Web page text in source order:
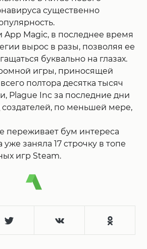
существенно
Magic, в последнее время
вырос в разы, позволяя ее
буквально на глазах.
игры, приносящей
полтора десятка тысяч
Plague Inc за последние дни
создателей, по меньшей мере,
переживает бум интереса
заняла 17 строчку в топе
игр Steam.